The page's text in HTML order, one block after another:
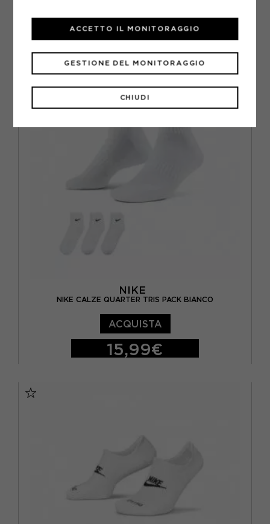
M L XL
-10% 14,39€
15,99€
NIKE
NIKE CALZE QUARTER TRIS PACK BIANCO
ACQUISTA
15,99€
CHIUDI
GESTIONE DEL MONITORAGGIO
ACCETTO IL MONITORAGGIO